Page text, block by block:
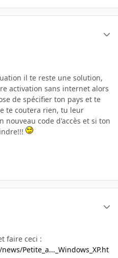
il te reste une solution,
activation sans internet alors
de spécifier ton pays et te
te coutera rien, tu leur
code d'accès et si ton
faire ceci :
Petite_a..._Windows_XP.ht